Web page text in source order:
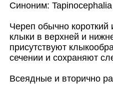
Синоним:
Череп обычно
клыки в верхней и
присутствуют
сечении и сохраняют
Всеядные и вторично